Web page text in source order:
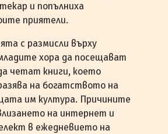
и попълниха
приятели.
с размисли върху
хора да посещават
четат книги, което
на богатството на
им култура. Причините
на интернет и
в ежедневието на